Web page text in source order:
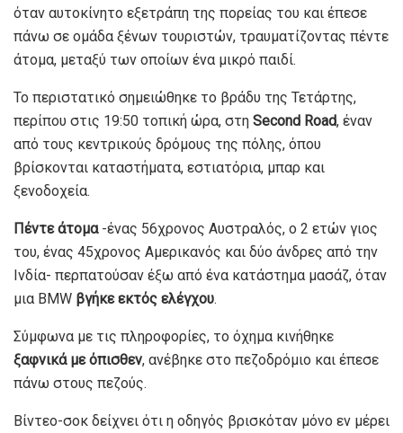
όταν αυτοκίνητο εξετράπη της πορείας του και έπεσε
πάνω σε ομάδα ξένων τουριστών, τραυματίζοντας πέντε
άτομα, μεταξύ των οποίων ένα μικρό παιδί.
Το περιστατικό σημειώθηκε το βράδυ της Τετάρτης,
περίπου στις 19:50 τοπική ώρα, στη Second Road, έναν
από τους κεντρικούς δρόμους της πόλης, όπου
βρίσκονται καταστήματα, εστιατόρια, μπαρ και
ξενοδοχεία.
Πέντε άτομα-ένας 56χρονος Αυστραλός, ο 2 ετών γιος
του, ένας 45χρονος Αμερικανός και δύο άνδρες από την
Ινδία- περπατούσαν έξω από ένα κατάστημα μασάζ, όταν
μια BMW βγήκε εκτός ελέγχου.
Σύμφωνα με τις πληροφορίες, το όχημα κινήθηκε
ξαφνικά με όπισθεν, ανέβηκε στο πεζοδρόμιο και έπεσε
πάνω στους πεζούς.
Βίντεο-σοκ δείχνει ότι η οδηγός βρισκόταν μόνο εν μέρει